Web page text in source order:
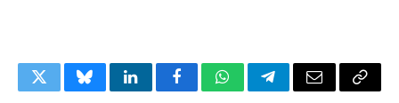
TwitterBlueskyLinkedInFacebookWhatsAppTelegramEmail Copy